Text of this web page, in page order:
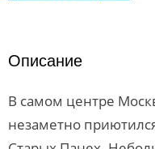
Описание
В самом центре
незаметно